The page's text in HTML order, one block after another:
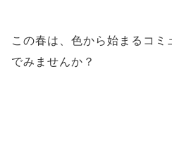
この春は、色から始まるコミ
でみませんか？